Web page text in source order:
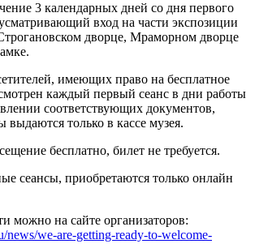
3 календарных дней со дня первого
вход на части экспозиции
дворце, Мраморном дворце
имеющих право на бесплатное
каждый первый сеанс в дни работы
соответствующих документов,
выдаются только в кассе музея.
бесплатно, билет не требуется.
сеансы, приобретаются только онлайн
можно на сайте организаторов:
news/we-are-getting-ready-to-welcome-